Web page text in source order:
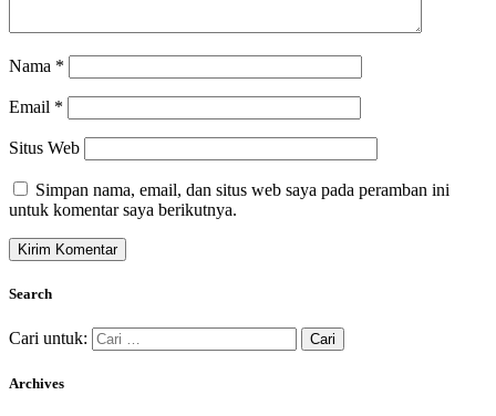
Nama *
Email *
Situs Web
Simpan nama, email, dan situs web saya pada peramban ini
untuk komentar saya berikutnya.
Search
Cari untuk:
Archives